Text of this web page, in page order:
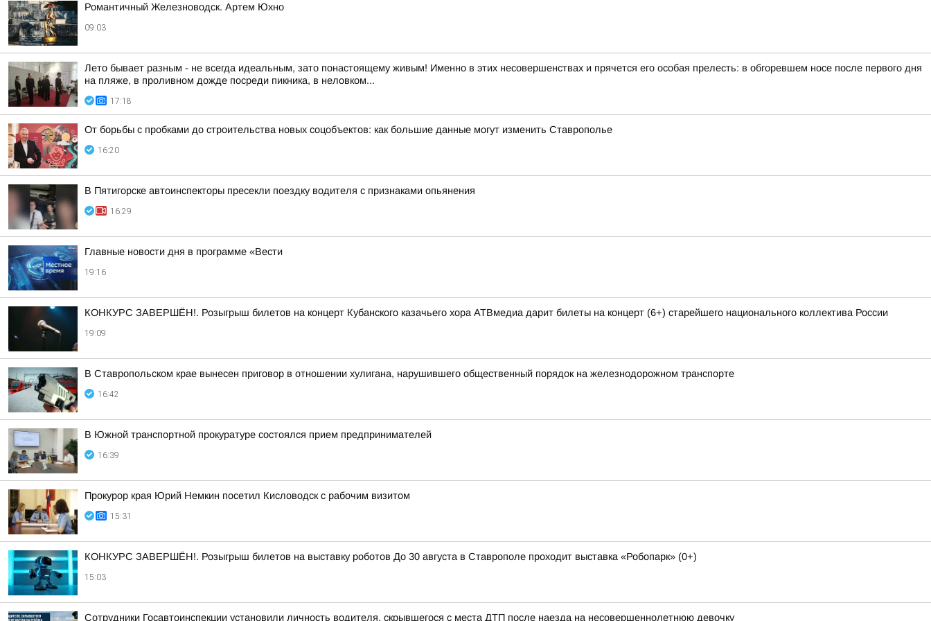
Романтичный Железноводск. Артем Юхно
09:03
Лето бывает разным - не всегда идеальным, зато понастоящему живым! Именно в этих несовершенствах и прячется его особая прелесть: в обгоревшем носе после первого дня
на пляже, в проливном дожде посреди пикника, в неловком...
17:18
От борьбы с пробками до строительства новых соцобъектов: как большие данные могут изменить Ставрополье
16:20
В Пятигорске автоинспекторы пресекли поездку водителя с признаками опьянения
16:29
Главные новости дня в программе «Вести
19:16
КОНКУРС ЗАВЕРШЁН!. Розыгрыш билетов на концерт Кубанского казачьего хора АТВмедиа дарит билеты на концерт (6+) старейшего национального коллектива России
19:09
В Ставропольском крае вынесен приговор в отношении хулигана, нарушившего общественный порядок на железнодорожном транспорте
16:42
В Южной транспортной прокуратуре состоялся прием предпринимателей
16:39
Прокурор края Юрий Немкин посетил Кисловодск с рабочим визитом
15:31
КОНКУРС ЗАВЕРШЁН!. Розыгрыш билетов на выставку роботов До 30 августа в Ставрополе проходит выставка «Робопарк» (0+)
15:03
Сотрудники Госавтоинспекции установили личность водителя, скрывшегося с места ДТП после наезда на несовершеннолетнюю девочку